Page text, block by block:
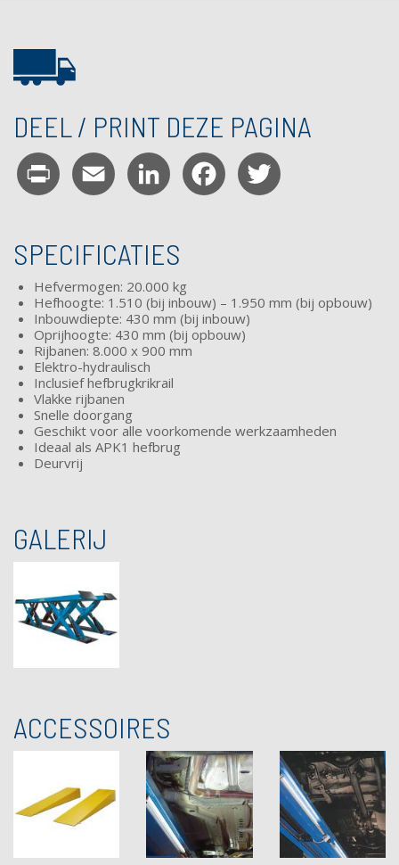
DEEL / PRINT DEZE PAGINA
Print Email LinkedInFacebook
SPECIFICATIES
Hefvermogen: 20.000 kg
Hefhoogte: 1.510 (bij inbouw) – 1.950 mm (bij opbouw)
Inbouwdiepte: 430 mm (bij inbouw)
Oprijhoogte: 430 mm (bij opbouw)
Rijbanen: 8.000 x 900 mm
Elektro-hydraulisch
Inclusiefhefbrugkrikrail
Vlakke rijbanen
Snelle doorgang
Geschikt voor alle voorkomende werkzaamheden
Ideaal als APK1 hefbrug
Deurvrij
GALERIJ
ACCESSOIRES